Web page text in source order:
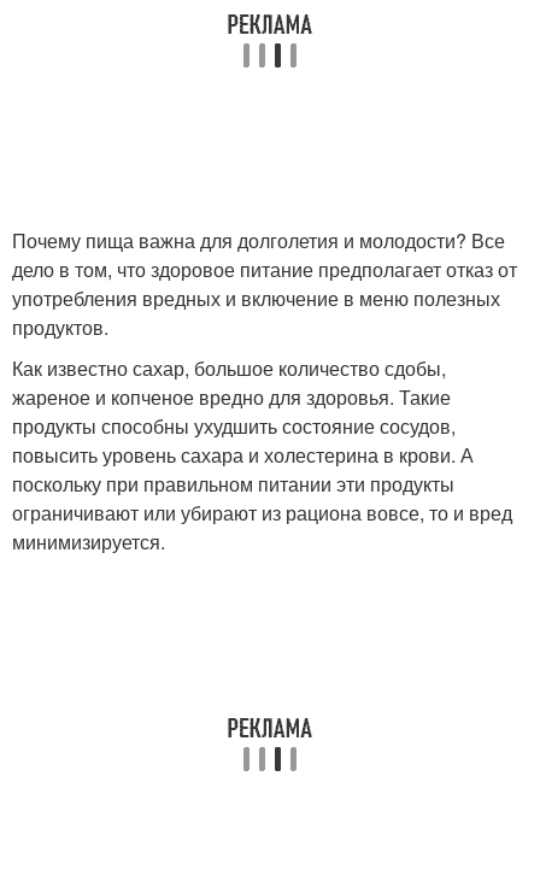
Почему пища важна для долголетия и молодости? Все
дело в том, что здоровое питание предполагает отказ от
употребления вредных и включение в меню полезных
продуктов.
Как известно сахар, большое количество сдобы,
жареное и копченое вредно для здоровья. Такие
продукты способны ухудшить состояние сосудов,
повысить уровень сахара и холестерина в крови. А
поскольку при правильном питании эти продукты
ограничивают или убирают из рациона вовсе, то и вред
минимизируется.